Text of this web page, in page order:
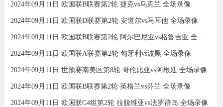
2024年09月11日 欧国联B联赛第2轮 捷克vs乌克兰 全场录像
2024年09月11日 欧国联D联赛第2轮 安道尔vs马耳他 全场录像
2024年09月11日 欧国联B联赛第2轮 阿尔巴尼亚vs格鲁吉亚 全场录像
2024年09月11日 欧国联A联赛第2轮 匈牙利vs波黑 全场录像
2024年09月11日 世预赛南美区第8轮 哥伦比亚vs阿根廷 全场录像
2024年09月11日 欧国联B联赛第2轮 英格兰vs芬兰 全场录像
2024年09月11日 欧国联C4组第2轮 拉脱维亚vs法罗群岛 全场录像